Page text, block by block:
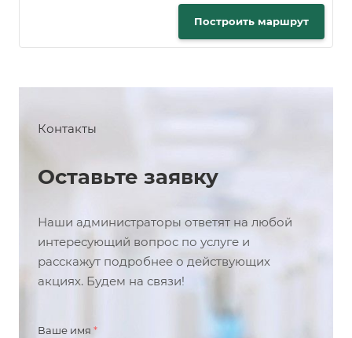
Построить маршрут
Контакты
Оставьте заявку
Наши администраторы ответят на любой
интересующий вопрос по услуге и
расскажут подробнее о действующих
акциях. Будем на связи!
Ваше имя *